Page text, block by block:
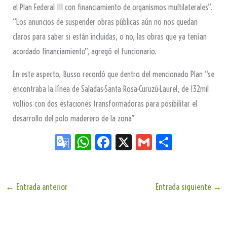
el Plan Federal III con financiamiento de organismos multilaterales”.
“Los anuncios de suspender obras públicas aún no nos quedan
claros para saber si están incluidas, o no, las obras que ya tenían
acordado financiamiento”, agregó el funcionario.
En este aspecto, Busso recordó que dentro del mencionado Plan “se
encontraba la línea de Saladas-Santa Rosa-Curuzú-Laurel, de 132mil
voltios con dos estaciones transformadoras para posibilitar el
desarrollo del polo maderero de la zona”
Go W
Fa
X
G
← Entrada anterior Entrada siguiente →